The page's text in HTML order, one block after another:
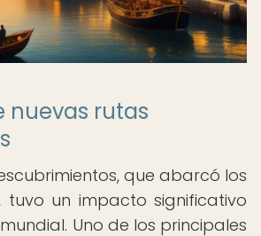
nuevas rutas
que abarcó los
tuvo un impacto significativo
Uno de los principales